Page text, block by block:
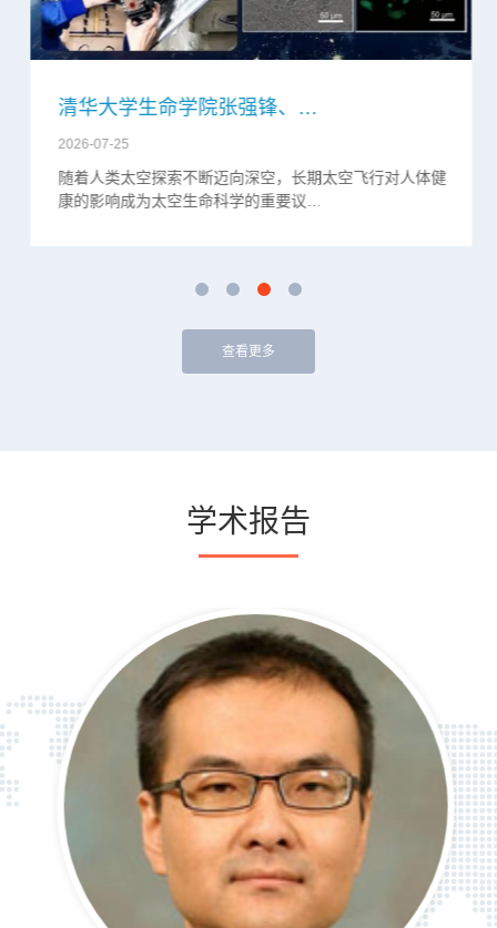
清华大学生命学院张强锋、…
2026-07-25
随着人类太空探索不断迈向深空，长期太空飞行对人体健
康的影响成为太空生命科学的重要议…
查看更多
学术报告